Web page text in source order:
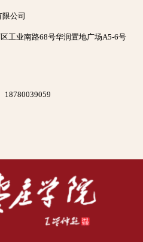
公司
工业南路68号华润置地广场A5-6号
18780039059